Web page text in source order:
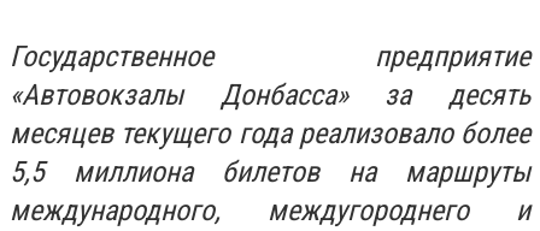
Государственное предприятие
«Автовокзалы Донбасса» за десять
месяцев текущего года реализовало более
5,5 миллиона билетов на маршруты
международного, междугороднего и